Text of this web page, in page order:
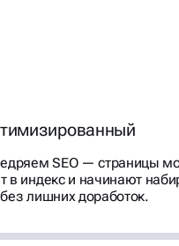
SEO — страницы
в индекс и начинают
лишних доработок.